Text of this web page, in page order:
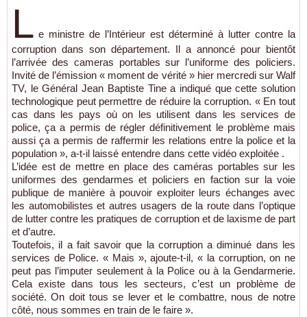
L e ministre de l’Intérieur est déterminé à lutter contre la
corruption dans son département. Il a annoncé pour bientôt
l’arrivée des cameras portables sur l’uniforme des policiers.
Invité de l’émission « moment de vérité » hier mercredi sur Walf
TV, le Général Jean Baptiste Tine a indiqué que cette solution
technologique peut permettre de réduire la corruption. « En tout
cas dans les pays où on les utilisent dans les services de
police, ça a permis de régler définitivement le problème mais
aussi ça a permis de raffermir les relations entre la police et la
population », a-t-il laissé entendre dans cette vidéo exploitée .
L’idée est de mettre en place des caméras portables sur les
uniformes des gendarmes et policiers en faction sur la voie
publique de manière à pouvoir exploiter leurs échanges avec
les automobilistes et autres usagers de la route dans l’optique
de lutter contre les pratiques de corruption et de laxisme de part
et d’autre.
Toutefois, il a fait savoir que la corruption a diminué dans les
services de Police. « Mais », ajoute-t-il, « la corruption, on ne
peut pas l’imputer seulement à la Police ou à la Gendarmerie.
Cela existe dans tous les secteurs, c’est un problème de
société. On doit tous se lever et le combattre, nous de notre
côté, nous sommes en train de le faire ».